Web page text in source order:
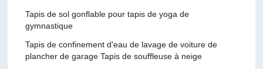
Tapis de sol gonflable pour tapis de yoga de
gymnastique
Tapis de confinement d'eau de lavage de voiture de
plancher de garage Tapis de souffleuse à neige